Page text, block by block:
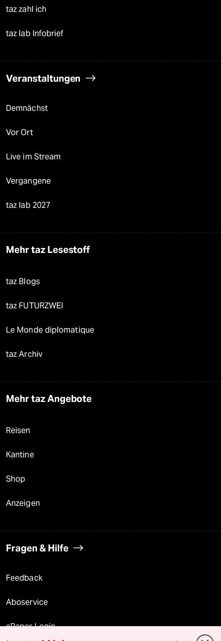
taz zahl ich
taz lab Infobrief
Veranstaltungen
Demnächst
Vor Ort
Live im Stream
Vergangene
taz lab 2027
Mehr taz Lesestoff
taz Blogs
taz FUTURZWEI
Le Monde diplomatique
taz Archiv
Mehr taz Angebote
Reisen
Kantine
Shop
Anzeigen
Fragen & Hilfe
Feedback
Aboservice
ePaper Login